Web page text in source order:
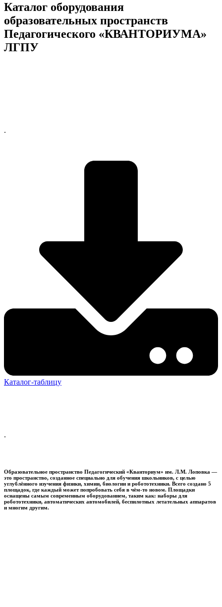
Каталог оборудования
образовательных пространств
Педагогического «КВАНТОРИУМА»
ЛГПУ
.
Каталог-таблицу
.
Образовательное пространство Педагогический «Кванториум» им. Л.М. Лоповка —
это пространство, созданное специально для обучения школьников, с целью
углублённого изучения физики, химии, биологии и робототехники. Всего создано 5
площадок, где каждый может попробовать себя в чём-то новом. Площадки
оснащены самым современным оборудованием, таким как: наборы для
робототехники, автоматических автомобилей, беспилотных летательных аппаратов
и многим другим.